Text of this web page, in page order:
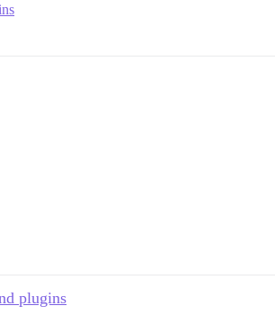
plugins